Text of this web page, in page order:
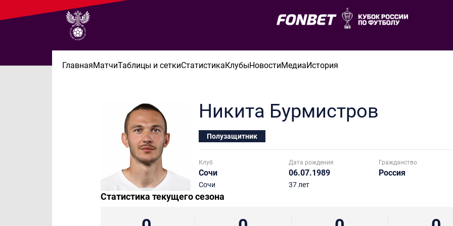
ГлавнаяМатчиТаблицы и сеткиСтатистикаКлубыНовостиМедиаИстория
Никита Бурмистров
Полузащитник
Клуб
Сочи
Сочи
Дата рождения
06.07.1989
37 лет
Гражданство
Россия
Статистика текущего сезона